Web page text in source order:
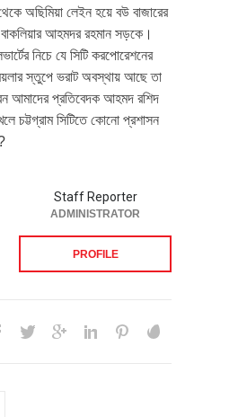
অছিমিয়া লেইন হয়ে বউ বাজারের
আহমদর রহমান সড়কে।
নিচে যে সিটি করপোরেশনের
ময়লার স্তুপে ভরাট অবস্থায় আছে তা
আমাদের প্রতিবেদক আহমদ রশিদ
চট্টগ্রাম সিটিতে কোনো প্রশাসন
Staff Reporter
ADMINISTRATOR
PROFILE